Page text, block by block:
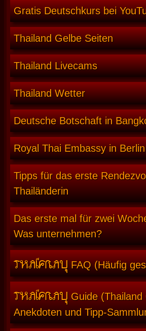
Gratis Deutschkurs bei
Thailand Gelbe Seiten
Thailand Livecams
Thailand Wetter
Deutsche Botschaft in
Royal Thai Embassy in Berlin
Tipps für das erste
Thailänderin
Das erste mal für zwei
Was unternehmen?
THAIFRAUFAQ (Häufig
THAIFRAU Guide
Anekdoten und Tipp-